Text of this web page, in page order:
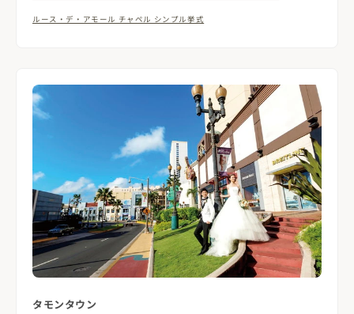
ルース・デ・アモール チャペル シンプル挙式
タモンタウン